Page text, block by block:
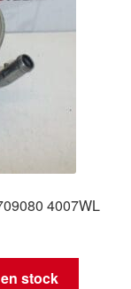
4007WL
stock